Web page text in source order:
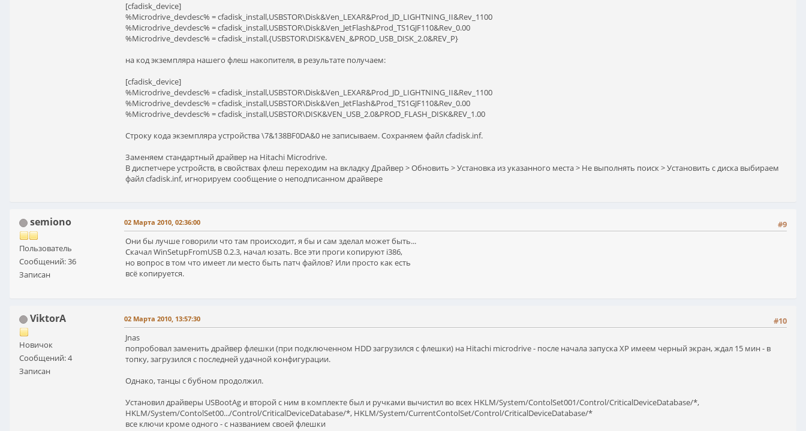
[cfadisk_device]
%Microdrive_devdesc% = cfadisk_install,USBSTOR\Disk&Ven_LEXAR&Prod_JD_LIGHTNING_II&Rev_1100
%Microdrive_devdesc% = cfadisk_install,USBSTOR\Disk&Ven_JetFlash&Prod_TS1GJF110&Rev_0.00
%Microdrive_devdesc% = cfadisk_install,{USBSTOR\DISK&VEN_&PROD_USB_DISK_2.0&REV_P}
на код экземпляра нашего флеш накопителя, в результате получаем:
[cfadisk_device]
%Microdrive_devdesc% = cfadisk_install,USBSTOR\Disk&Ven_LEXAR&Prod_JD_LIGHTNING_II&Rev_1100
%Microdrive_devdesc% = cfadisk_install,USBSTOR\Disk&Ven_JetFlash&Prod_TS1GJF110&Rev_0.00
%Microdrive_devdesc% = cfadisk_install,USBSTOR\DISK&VEN_USB_2.0&PROD_FLASH_DISK&REV_1.00
Строку кода экземпляра устройства \7&138BF0DA&0 не записываем. Сохраняем файл cfadisk.inf.
Заменяем стандартный драйвер на Hitachi Microdrive.
В диспетчере устройств, в свойствах флеш переходим на вкладку Драйвер > Обновить > Установка из указанного места > Не выполнять поиск > Установить с диска выбираем
файл cfadisk.inf, игнорируем сообщение о неподписанном драйвере
semiono
Пользователь
Сообщений: 36
Записан
#9
02 Марта 2010, 02:36:00
Они бы лучше говорили что там происходит, я бы и сам зделал может быть...
Скачал WinSetupFromUSB 0.2.3, начал юзать. Все эти проги копируют i386,
но вопрос в том что имеет ли место быть патч файлов? Или просто как есть
всё копируется.
ViktorA
Новичок
Сообщений: 4
Записан
#10
02 Марта 2010, 13:57:30
Jnas
попробовал заменить драйвер флешки (при подключенном HDD загрузился с флешки) на Hitachi microdrive - после начала запуска XP имеем черный экран, ждал 15 мин - в
топку, загрузился с последней удачной конфигурации.
Однако, танцы с бубном продолжил.
Установил драйверы USBootAg и второй с ним в комплекте был и ручками вычистил во всех HKLM/System/ContolSet001/Control/CriticalDeviceDatabase/*,
HKLM/System/ContolSet00.../Control/CriticalDeviceDatabase/*, HKLM/System/CurrentContolSet/Control/CriticalDeviceDatabase/*
все ключи кроме одного - с названием своей флешки